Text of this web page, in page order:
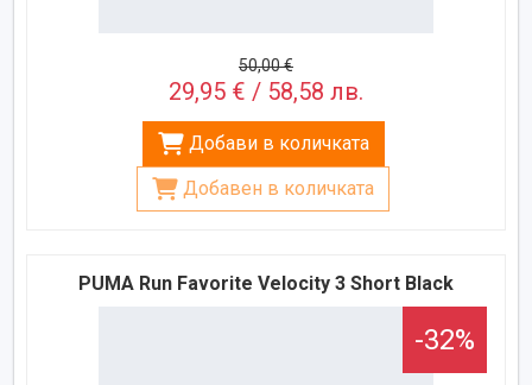
50,00 €
29,95 € / 58,58 лв.
Добави в количката
Добавен в количката
PUMA Run Favorite Velocity 3 Short Black
-32%